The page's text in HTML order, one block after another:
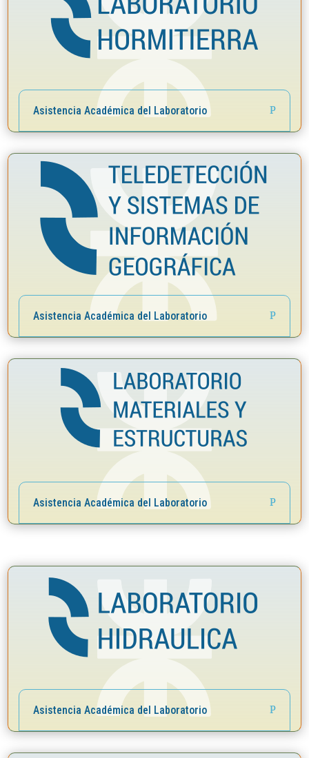
Asistencia Académica del Laboratorio
Asistencia Académica del Laboratorio
Asistencia Académica del Laboratorio
Asistencia Académica del Laboratorio